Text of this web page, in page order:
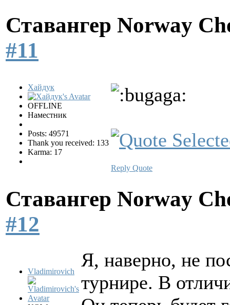
Ставангер Norway
#11
Хайдук
OFFLINE
Наместник
Posts: 49571
Thank you received: 133
Karma: 17
Reply Quote
Ставангер Norway
#12
Vladimirovich
Я, наверно, не
турнире. В